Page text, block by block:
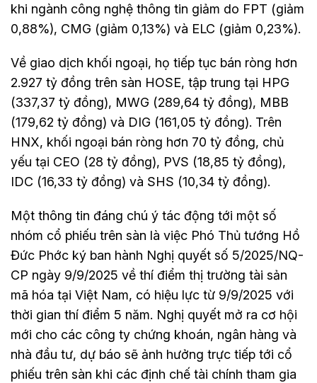
khi ngành công nghệ thông tin giảm do FPT (giảm
0,88%), CMG (giảm 0,13%) và ELC (giảm 0,23%).
Về giao dịch khối ngoại, họ tiếp tục bán ròng hơn
2.927 tỷ đồng trên sàn HOSE, tập trung tại HPG
(337,37 tỷ đồng), MWG (289,64 tỷ đồng), MBB
(179,62 tỷ đồng) và DIG (161,05 tỷ đồng). Trên
HNX, khối ngoại bán ròng hơn 70 tỷ đồng, chủ
yếu tại CEO (28 tỷ đồng), PVS (18,85 tỷ đồng),
IDC (16,33 tỷ đồng) và SHS (10,34 tỷ đồng).
Một thông tin đáng chú ý tác động tới một số
nhóm cổ phiếu trên sàn là việc Phó Thủ tướng Hồ
Đức Phớc ký ban hành Nghị quyết số 5/2025/NQ-
CP ngày 9/9/2025 về thí điểm thị trường tài sản
mã hóa tại Việt Nam, có hiệu lực từ 9/9/2025 với
thời gian thí điểm 5 năm. Nghị quyết mở ra cơ hội
mới cho các công ty chứng khoán, ngân hàng và
nhà đầu tư, dự báo sẽ ảnh hưởng trực tiếp tới cổ
phiếu trên sàn khi các định chế tài chính tham gia